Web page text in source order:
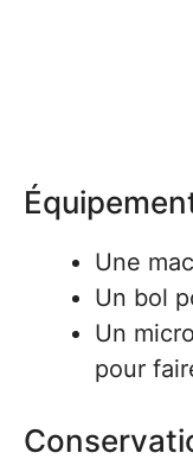
Une
Un bol
Un
pour